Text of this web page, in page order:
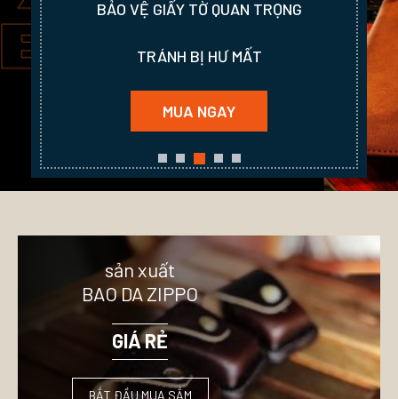
ĐẦU KIM ĐẦU TĂNG GIẢM
PHÙ HỢP MỌI LỨA TUỔI
MUA NGAY
sản xuất
BAO DA ZIPPO
GIÁ RẺ
BẮT ĐẦU MUA SẮM